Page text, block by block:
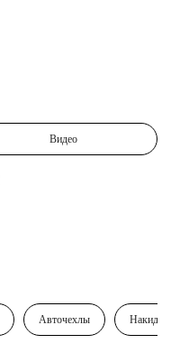
Видео
Авточехлы Накидки